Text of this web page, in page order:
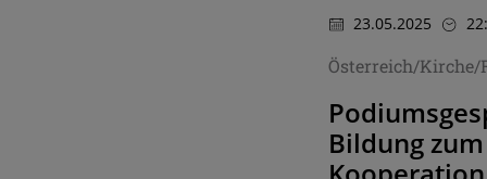
23.05.2025
Österreich/
Bildung